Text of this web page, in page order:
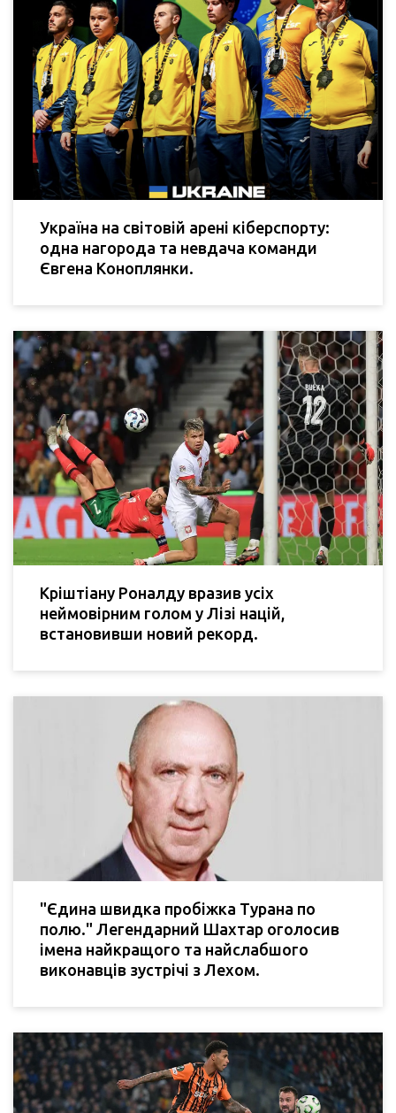
Україна на світовій арені кіберспорту:
одна нагорода та невдача команди
Євгена Коноплянки.
Кріштіану Роналду вразив усіх
неймовірним голом у Лізі націй,
встановивши новий рекорд.
"Єдина швидка пробіжка Турана по
полю." Легендарний Шахтар оголосив
імена найкращого та найслабшого
виконавців зустрічі з Лехом.